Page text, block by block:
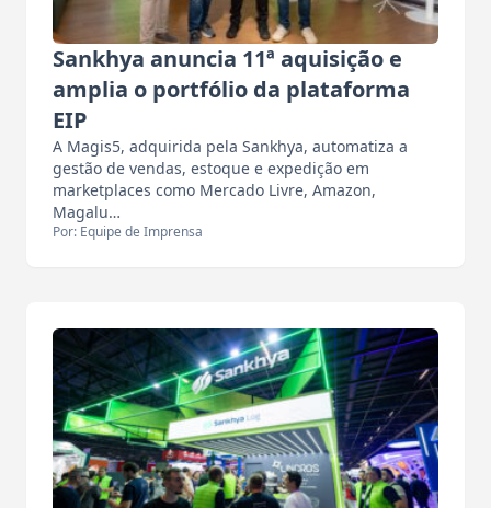
Sankhya anuncia 11ª aquisição e
amplia o portfólio da plataforma
EIP
A Magis5, adquirida pela Sankhya, automatiza a
gestão de vendas, estoque e expedição em
marketplaces como Mercado Livre, Amazon,
Magalu…
Por: Equipe de Imprensa